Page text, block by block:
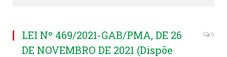
LEI Nº 469/2021-GAB/PMA, DE 26
DE NOVEMBRO DE 2021 (Dispõe
0